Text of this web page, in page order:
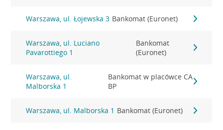
Warszawa, ul. Łojewska 3 Bankomat (Euronet)
Warszawa, ul. Luciano
Pavarottiego 1
Bankomat
(Euronet)
Warszawa, ul.
Malborska 1
Bankomat w placówce CA
BP
Warszawa, ul. Malborska 1 Bankomat (Euronet)